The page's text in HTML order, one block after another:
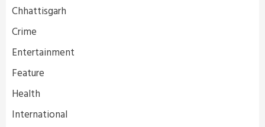
Chhattisgarh
Crime
Entertainment
Feature
Health
International